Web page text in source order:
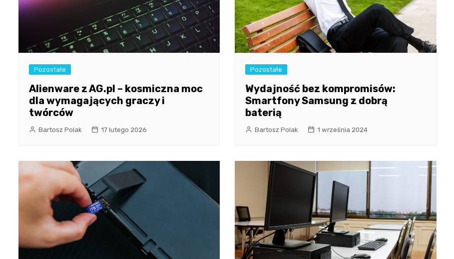
Pozostałe
Alienware z AG.pl – kosmiczna moc
dla wymagających graczy i
twórców
Bartosz Polak 17 lutego 2026
Pozostałe
Wydajność bez kompromisów:
Smartfony Samsung z dobrą
baterią
Bartosz Polak 1 września 2024